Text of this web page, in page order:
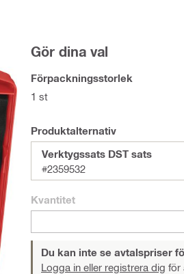
Gör dina val
Förpackningsstorlek
1 st
Produktalternativ
Verktygssats DST sats
#2359532
Kvantitet
Du kan inte se avtalspriser
Logga in eller registrera dig för